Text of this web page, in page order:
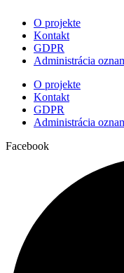
Kňaz
Za farnosť
Kňaz
+ z rodiny
Mariánsky kostol Kňaz
+ Anton Glezl
Kňaz
O projekte
Kontakt
GDPR
Administrácia
O projekte
Kontakt
GDPR
Administrácia
Facebook